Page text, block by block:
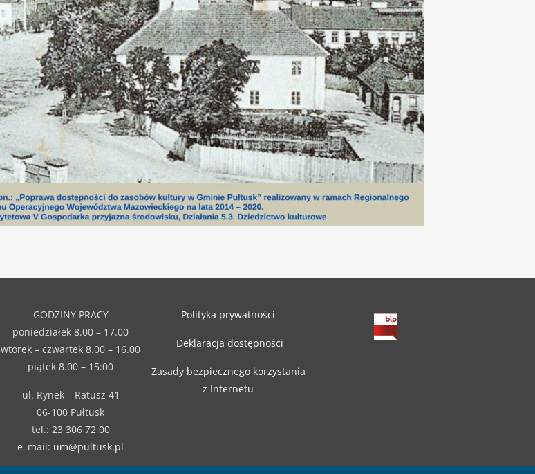
GODZINY PRACY
poniedziałek 8.00 – 17.00
wtorek – czwartek 8.00 – 16.00
piątek 8.00 – 15:00
ul. Rynek – Ratusz 41
06-100 Pułtusk
tel.: 23 306 72 00
e–mail: um@pultusk.pl
Polityka prywatności
Deklaracja dostępności
Zasady bezpiecznego korzystania
z Internetu